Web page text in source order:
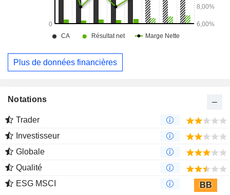
Plus de données financières
Notations
Trader
Investisseur
Globale
Qualité
ESG MSCI
BB